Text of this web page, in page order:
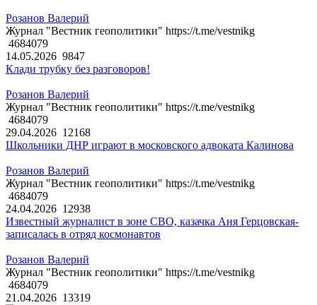
Розанов Валерий
Журнал "Вестник геополитики" https://t.me/vestnikg
4684079
14.05.2026 9847
Клади трубку без разговоров!
Розанов Валерий
Журнал "Вестник геополитики" https://t.me/vestnikg
4684079
29.04.2026 12168
Школьники ДНР играют в московского адвоката Калинова
Розанов Валерий
Журнал "Вестник геополитики" https://t.me/vestnikg
4684079
24.04.2026 12938
Известный журналист в зоне СВО, казачка Аня Герцовская-
записалась в отряд космонавтов
Розанов Валерий
Журнал "Вестник геополитики" https://t.me/vestnikg
4684079
21.04.2026 13319